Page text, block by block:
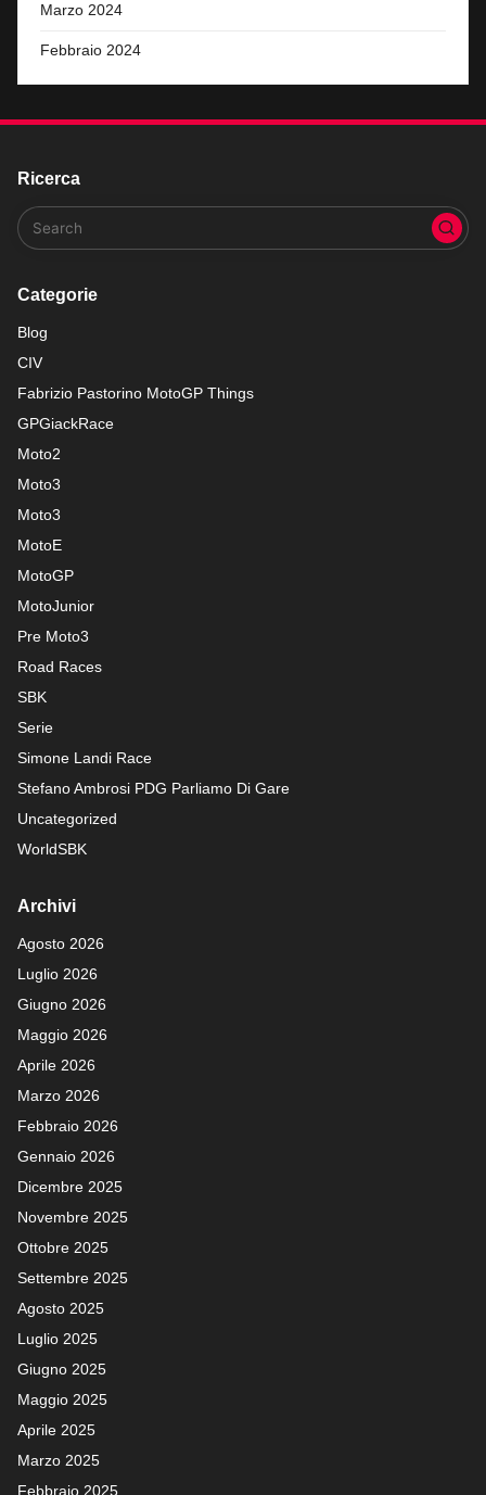
Marzo 2024
Febbraio 2024
Ricerca
Categorie
Blog
CIV
Fabrizio Pastorino MotoGP Things
GPGiackRace
Moto2
Moto3
Moto3
MotoE
MotoGP
MotoJunior
Pre Moto3
Road Races
SBK
Serie
Simone Landi Race
Stefano Ambrosi PDG Parliamo Di Gare
Uncategorized
WorldSBK
Archivi
Agosto 2026
Luglio 2026
Giugno 2026
Maggio 2026
Aprile 2026
Marzo 2026
Febbraio 2026
Gennaio 2026
Dicembre 2025
Novembre 2025
Ottobre 2025
Settembre 2025
Agosto 2025
Luglio 2025
Giugno 2025
Maggio 2025
Aprile 2025
Marzo 2025
Febbraio 2025